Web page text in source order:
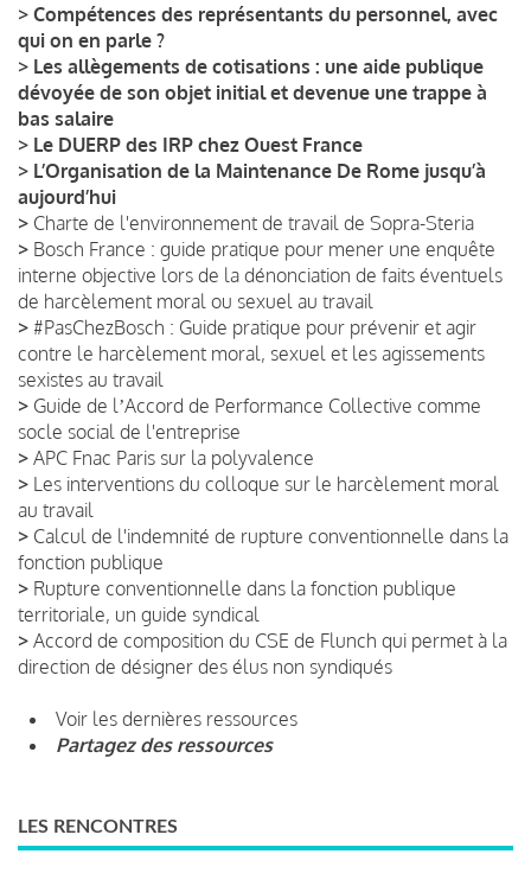
> Compétences des représentants du personnel, avec
qui on en parle ?
> Les allègements de cotisations : une aide publique
dévoyée de son objet initial et devenue une trappe à
bas salaire
> Le DUERP des IRP chez Ouest France
> L’Organisation de la Maintenance De Rome jusqu’à
aujourd’hui
> Charte de l'environnement de travail de Sopra-Steria
> Bosch France : guide pratique pour mener une enquête
interne objective lors de la dénonciation de faits éventuels
de harcèlement moral ou sexuel au travail
> #PasChezBosch : Guide pratique pour prévenir et agir
contre le harcèlement moral, sexuel et les agissements
sexistes au travail
> Guide de lʼAccord de Performance Collective comme
socle social de l'entreprise
> APC Fnac Paris sur la polyvalence
> Les interventions du colloque sur le harcèlement moral
au travail
> Calcul de l'indemnité de rupture conventionnelle dans la
fonction publique
> Rupture conventionnelle dans la fonction publique
territoriale, un guide syndical
> Accord de composition du CSE de Flunch qui permet à la
direction de désigner des élus non syndiqués
Voir les dernières ressources
Partagez des ressources
LES RENCONTRES